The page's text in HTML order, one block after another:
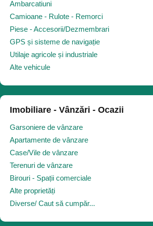
Ambarcatiuni
Camioane - Rulote - Remorci
Piese - Accesorii/Dezmembrari
GPS și sisteme de navigație
Utilaje agricole și industriale
Alte vehicule
Imobiliare - Vânzări - Ocazii
Garsoniere de vânzare
Apartamente de vânzare
Case/Vile de vânzare
Terenuri de vânzare
Birouri - Spații comerciale
Alte proprietăți
Diverse/ Caut să cumpăr...